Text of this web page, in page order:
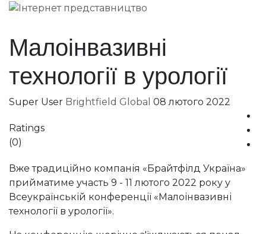
Малоінвазивні
технології в урології
Super User Brightfield Global 08 лютого 2022
Ratings
(0)
Вже традиційно компанія «Брайтфілд Україна»
прийматиме участь 9 - 11 лютого 2022 року у
Всеукраїнській конференції «Малоінвазивні
технології в урології».